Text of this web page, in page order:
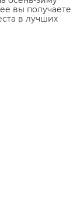
вы получаете
в лучших